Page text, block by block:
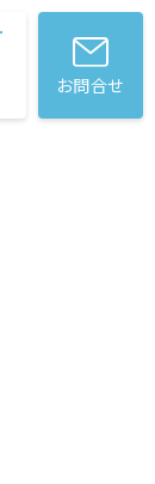
お問合せ